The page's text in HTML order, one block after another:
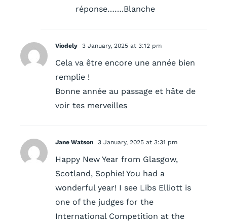
réponse…….Blanche
Viodely 3 January, 2025 at 3:12 pm
Cela va être encore une année bien
remplie !
Bonne année au passage et hâte de
voir tes merveilles
Jane Watson 3 January, 2025 at 3:31 pm
Happy New Year from Glasgow,
Scotland, Sophie! You had a
wonderful year! I see Libs Elliott is
one of the judges for the
International Competition at the